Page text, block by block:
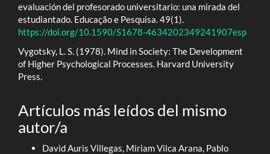
evaluación del profesorado universitario: una mirada del
estudiantado. Educação e Pesquisa. 49(1).
https://doi.org/10.1590/S1678-4634202349241907esp
Vygotsky, L. S. (1978). Mind in Society: The Development
of Higher Psychological Processes. Harvard University
Press.
Artículos más leídos del mismo
autor/a
David Auris Villegas, Miriam Vilca Arana, Pablo